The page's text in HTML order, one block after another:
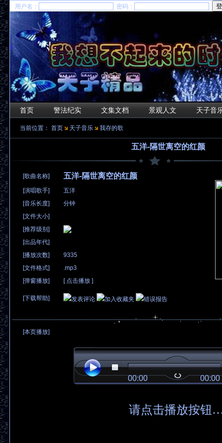
用户名： 密码：
首页 警法纪实 文集文档 景观人文 天子音
当前位置： 首页 天子音乐 我存的歌
五洋-隔世离空的红颜
[歌曲名称] 五洋-隔世离空的红颜
[演唱歌手]
五洋
[音乐长度]
分钟
[文件大小]
[推荐级别]
[出品年代]
[播放次数]
9335
[文件格式]
.mp3
[弹窗播放]
[ 点击播放 ]
[下载帮助] 发表评论 加入收藏夹 错误报告
[本页播放]